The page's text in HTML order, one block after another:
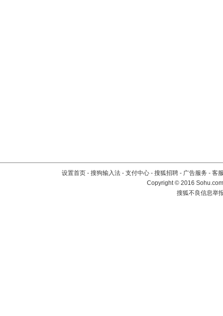
设置首页 - 搜狗输入法 - 支付中心 - 搜狐招聘 - 广告服务 - 客
Copyright©2016
搜狐不良信息举